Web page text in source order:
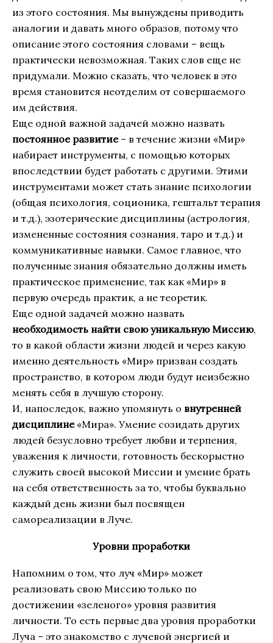
из этого состояния. Мы вынуждены приводить
аналогии и давать много образов, потому что
описание этого состояния словами – вещь
практически невозможная. Таких слов еще не
придумали. Можно сказать, что человек в это
время становится неотделим от совершаемого
им действия.
Еще одной важной задачей можно назвать
постоянное развитие– в течение жизни «Мир»
набирает инструменты, с помощью которых
впоследствии будет работать с другими. Этими
инструментами может стать знание психологии
(общая психология, соционика, гештальт терапия
и т.д.), эзотерические дисциплины (астрология,
измененные состояния сознания, таро и т.д.) и
коммуникативные навыки. Самое главное, что
полученные знания обязательно должны иметь
практическое применение, так как «Мир» в
первую очередь практик, а не теоретик.
Еще одной задачей можно назвать
необходимость найти свою уникальную Миссию,
то в какой области жизни людей и через какую
именно деятельность «Мир» призван создать
пространство, в котором люди будут неизбежно
менять себя в лучшую сторону.
И, напоследок, важно упомянуть о внутренней
дисциплине«Мира». Умение созидать других
людей безусловно требует любви и терпения,
уважения к личности, готовность бескорыстно
служить своей высокой Миссии и умение брать
на себя ответственность за то, чтобы буквально
каждый день жизни был посвящен
самореализации в Луче.
Уровни проработки
Напомним о том, что луч «Мир» может
реализовать свою Миссию только по
достижении «зеленого» уровня развития
личности. То есть первые два уровня проработки
Луча – это знакомство с лучевой энергией и